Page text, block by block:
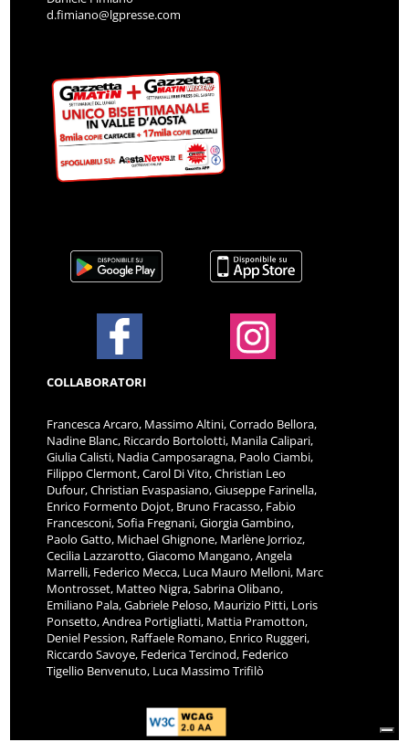
d.fimiano@lgpresse.com
COLLABORATORI
Francesca Arcaro, Massimo Altini, Corrado Bellora,
Nadine Blanc, Riccardo Bortolotti, Manila Calipari,
Giulia Calisti, Nadia Camposaragna, Paolo Ciambi,
Filippo Clermont, Carol Di Vito, Christian Leo
Dufour, Christian Evaspasiano, Giuseppe Farinella,
Enrico Formento Dojot, Bruno Fracasso, Fabio
Francesconi, Sofia Fregnani, Giorgia Gambino,
Paolo Gatto, Michael Ghignone, Marlène Jorrioz,
Cecilia Lazzarotto, Giacomo Mangano, Angela
Marrelli, Federico Mecca, Luca Mauro Melloni, Marc
Montrosset, Matteo Nigra, Sabrina Olibano,
Emiliano Pala, Gabriele Peloso, Maurizio Pitti, Loris
Ponsetto, Andrea Portigliatti, Mattia Pramotton,
Deniel Pession, Raffaele Romano, Enrico Ruggeri,
Riccardo Savoye, Federica Tercinod, Federico
Tigellio Benvenuto, Luca Massimo Trifilò